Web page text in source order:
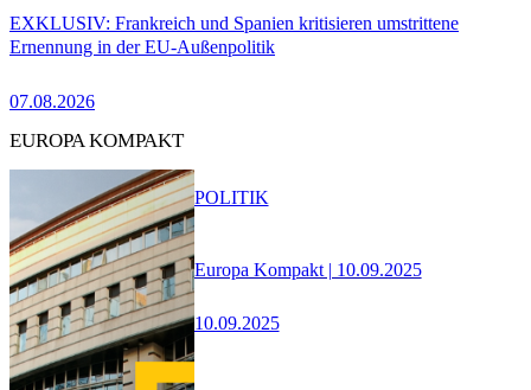
EXKLUSIV: Frankreich und Spanien kritisieren umstrittene
Ernennung in der EU-Außenpolitik
07.08.2026
EUROPA KOMPAKT
Europa Kompakt | 10.09.2025
10.09.2025
POLITIK